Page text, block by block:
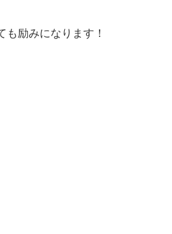
励みになります！